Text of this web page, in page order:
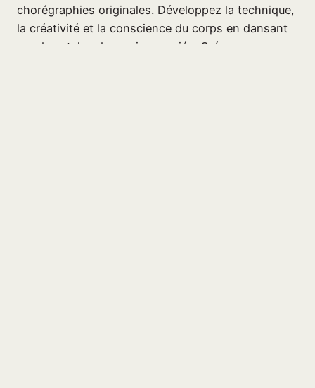
chorégraphies originales. Développez la technique,
la créativité et la conscience du corps en dansant
sur des styles de musique variés. Créez…